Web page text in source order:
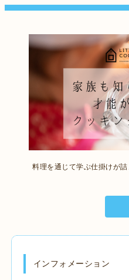
料理を通じて学ぶ仕掛けが
インフォメーション